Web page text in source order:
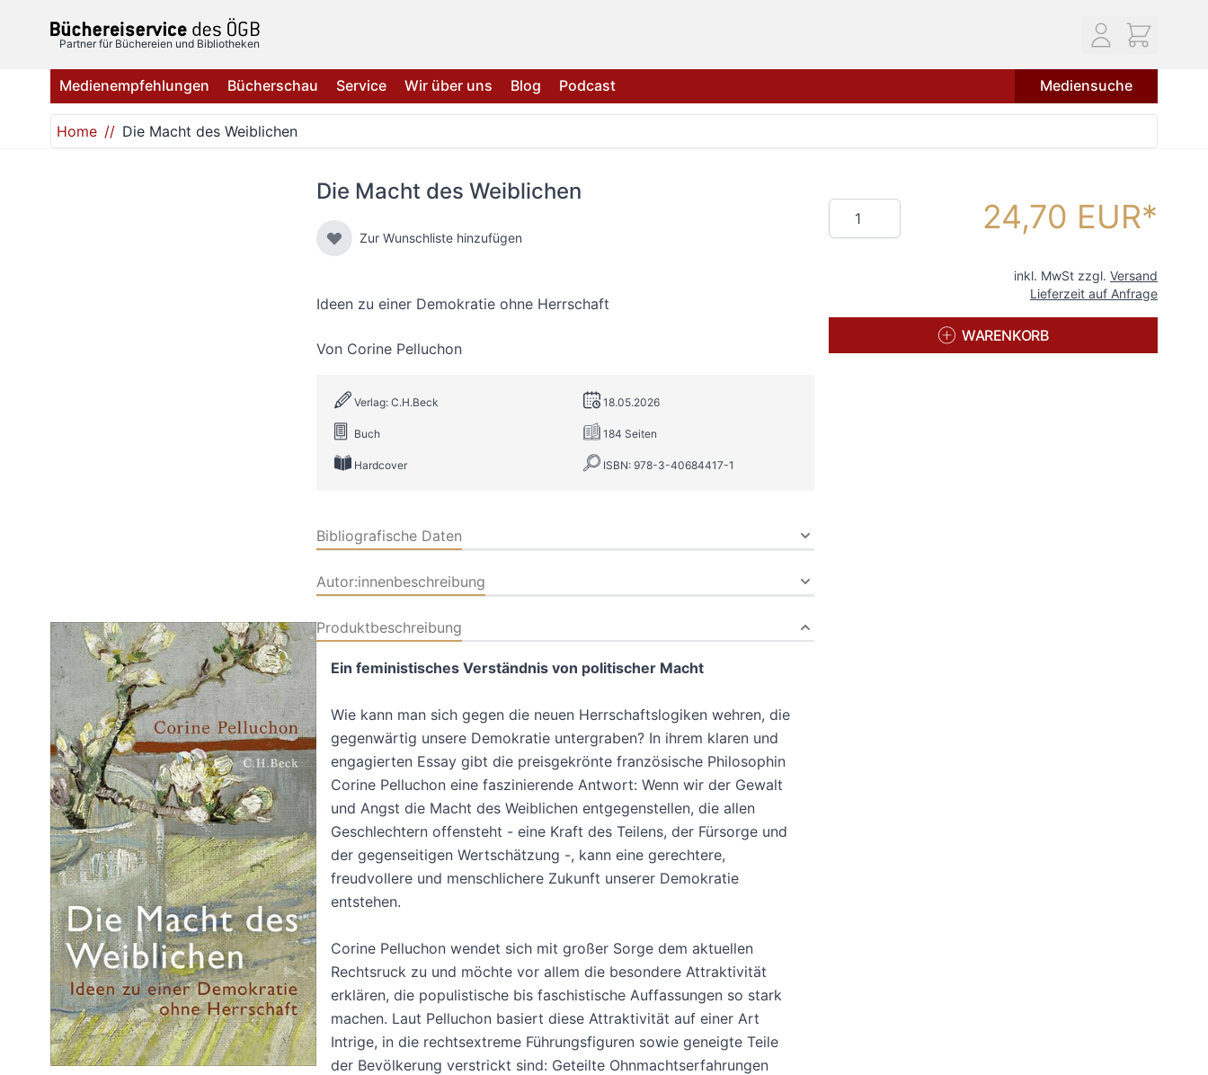
Partner für Büchereien und Bibliotheken
Medienempfehlungen Bücherschau Service Wir über uns Blog Podcast Mediensuche
Home Die Macht des Weiblichen
Die Macht des Weiblichen
Zur Wunschliste hinzufügen
Ideen zu einer Demokratie ohne Herrschaft
Von Corine Pelluchon
Verlag: C.H.Beck 18.05.2026
Buch 184 Seiten
Hardcover ISBN: 978-3-40684417-1
Bibliografische Daten
Autor:innenbeschreibung
Produktbeschreibung
Ein feministisches Verständnis von politischer Macht
Wie kann man sich gegen die neuen Herrschaftslogiken wehren, die
gegenwärtig unsere Demokratie untergraben? In ihrem klaren und
engagierten Essay gibt die preisgekrönte französische Philosophin
Corine Pelluchon eine faszinierende Antwort: Wenn wir der Gewalt
und Angst die Macht des Weiblichen entgegenstellen, die allen
Geschlechtern offensteht - eine Kraft des Teilens, der Fürsorge und
der gegenseitigen Wertschätzung -, kann eine gerechtere,
freudvollere und menschlichere Zukunft unserer Demokratie
entstehen.
Corine Pelluchon wendet sich mit großer Sorge dem aktuellen
Rechtsruck zu und möchte vor allem die besondere Attraktivität
erklären, die populistische bis faschistische Auffassungen so stark
machen. Laut Pelluchon basiert diese Attraktivität auf einer Art
Intrige, in die rechtsextreme Führungsfiguren sowie geneigte Teile
der Bevölkerung verstrickt sind: Geteilte Ohnmachtserfahrungen
Menge 24,70 EUR
inkl. MwSt zzgl. Versand
Lieferzeit auf Anfrage
WARENKORB